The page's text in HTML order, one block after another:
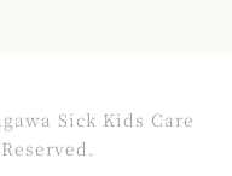
Sick Kids Care